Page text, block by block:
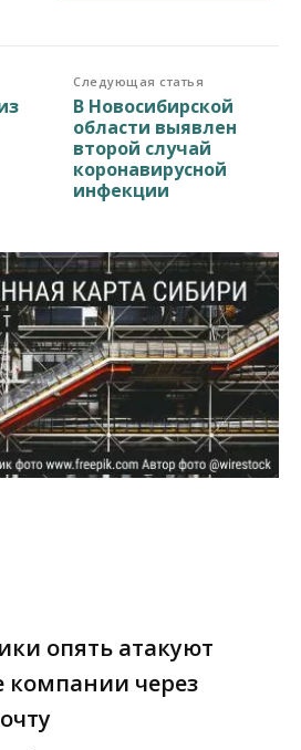
Следующая статья
В Новосибирской
области выявлен
второй случай
коронавирусной
инфекции
опять атакуют
компании через